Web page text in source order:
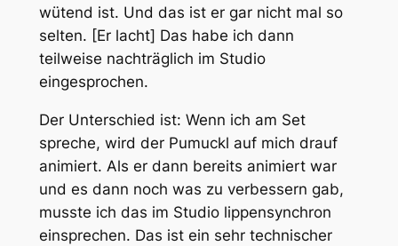
wütend ist. Und das ist er gar nicht mal so
selten. [Er lacht] Das habe ich dann
teilweise nachträglich im Studio
eingesprochen.
Der Unterschied ist: Wenn ich am Set
spreche, wird der Pumuckl auf mich drauf
animiert. Als er dann bereits animiert war
und es dann noch was zu verbessern gab,
musste ich das im Studio lippensynchron
einsprechen. Das ist ein sehr technischer